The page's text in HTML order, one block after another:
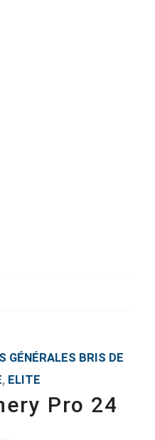
GÉNÉRALES BRIS DE
, ELITE
Pro 24